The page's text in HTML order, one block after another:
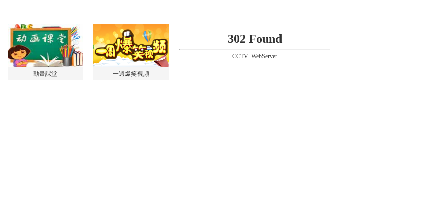
302 Found
CCTV_WebServer